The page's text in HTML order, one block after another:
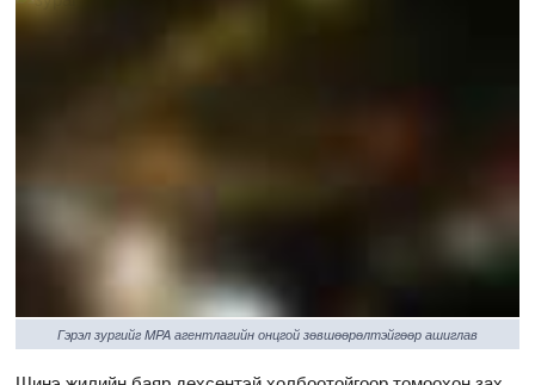
Гэрэл зургийг MPA агентлагийн онцгой зөвшөөрөлтэйгөөр ашиглав